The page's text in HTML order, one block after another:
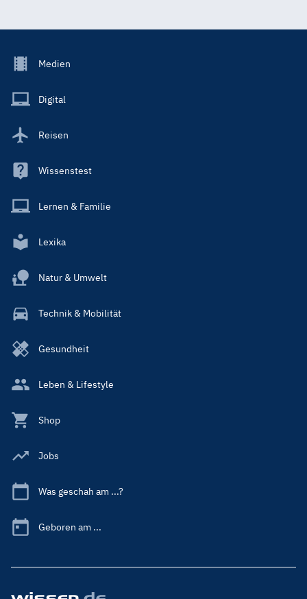
Footer
Main
Medien
Digital
Reisen
Wissenstest
Lernen & Familie
Lexika
Natur & Umwelt
Technik & Mobilität
Gesundheit
Leben & Lifestyle
Shop
Jobs
Was geschah am ...?
Geboren am ...